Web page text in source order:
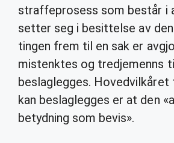
straffeprosess som består i
setter seg i besittelse av
tingen frem til en sak er
mistenktes og tredjemenns
beslaglegges. Hovedvilkåret
kan beslaglegges er at den
betydning som bevis».